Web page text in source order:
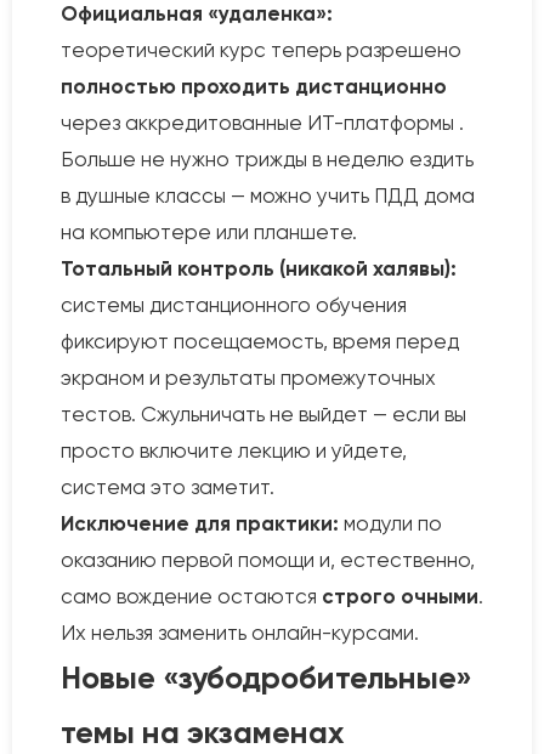
Официальная «удаленка»:
теоретический курс теперь разрешено
полностью проходить дистанционно
через аккредитованные ИТ-платформы .
Больше не нужно трижды в неделю ездить
в душные классы — можно учить ПДД дома
на компьютере или планшете.
Тотальный контроль (никакой халявы):
системы дистанционного обучения
фиксируют посещаемость, время перед
экраном и результаты промежуточных
тестов. Сжульничать не выйдет — если вы
просто включите лекцию и уйдете,
система это заметит.
Исключение для практики: модули по
оказанию первой помощи и, естественно,
само вождение остаются строго очными.
Их нельзя заменить онлайн-курсами.
Новые «зубодробительные»
темы на экзаменах